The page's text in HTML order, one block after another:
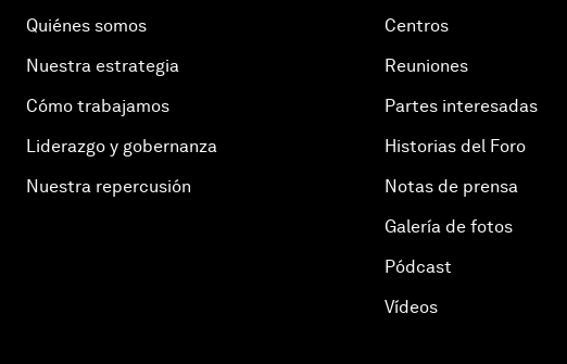
Quiénes somos
Nuestra estrategia
Cómo trabajamos
Liderazgo y gobernanza
Nuestra repercusión
Centros
Reuniones
Partes interesadas
Historias del Foro
Notas de prensa
Galería de fotos
Pódcast
Vídeos